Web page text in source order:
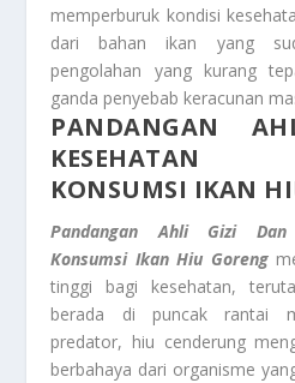
memperburuk kondisi
dari bahan ikan yang
pengolahan yang kurang
ganda penyebab keracunan
PANDANGAN
KESEHATAN
KONSUMSI IKAN
Pandangan Ahli Gizi Dan
Konsumsi Ikan Hiu Goreng
tinggi bagi kesehatan,
berada di puncak rantai
predator, hiu cenderung
berbahaya dari organisme